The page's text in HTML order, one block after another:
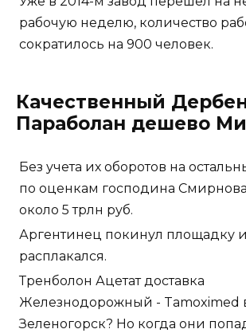
рабочую неделю, количество
сократилось на 900 человек.
Качественный
Параболан дешево
Без учета их оборотов на
по оценкам господина
около 5 трлн руб.
Аргентинец покинул площадку
расплакался.
Тренболон Ацетат доставка
Железнодорожный - Tamoximed
Зеленогорск? Но когда они